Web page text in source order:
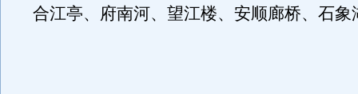
合江亭、府南河、望江楼、安顺廊桥、石象